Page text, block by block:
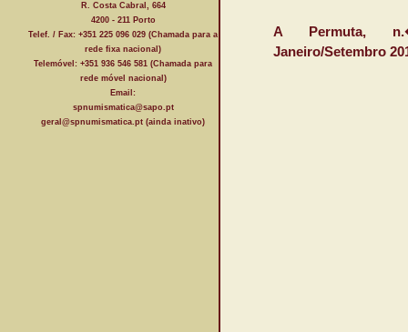
R. Costa Cabral, 664
4200 - 211 Porto
Telef. / Fax: +351 225 096 029 (Chamada para a
rede fixa nacional)
Telemóvel: +351 936 546 581 (Chamada para
rede móvel nacional)
Email:
spnumismatica@sapo.pt
geral@spnumismatica.pt (ainda inativo)
A Permuta,
Janeiro/Setembro